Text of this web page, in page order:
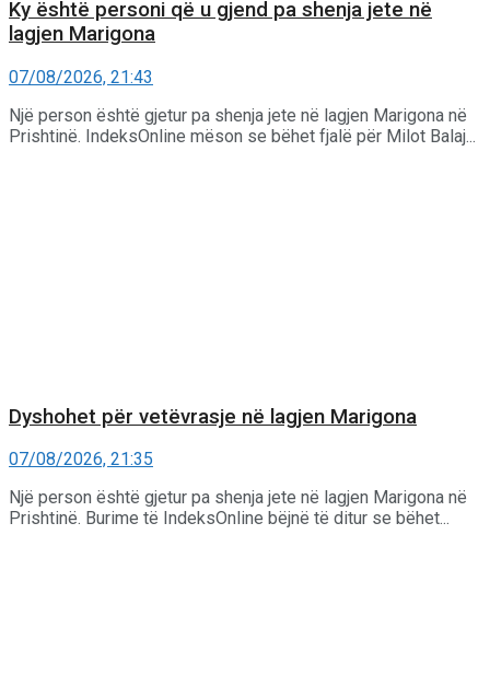
Ky është personi që u gjend pa shenja jete në
lagjen Marigona
07/08/2026, 21:43
Një person është gjetur pa shenja jete në lagjen Marigona në
Prishtinë. IndeksOnline mëson se bëhet fjalë për Milot Balaj...
Dyshohet për vetëvrasje në lagjen Marigona
07/08/2026, 21:35
Një person është gjetur pa shenja jete në lagjen Marigona në
Prishtinë. Burime të IndeksOnline bëjnë të ditur se bëhet...